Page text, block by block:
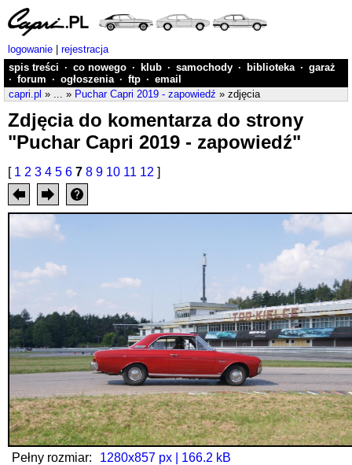
logowanie
rejestracja
spis treści · co nowego · klub · samochody · biblioteka · garaż
· forum · ogłoszenia · ftp · email
capri.pl » ... » Puchar Capri 2019 - zapowiedź » zdjęcia
Zdjęcia do komentarza do strony
"Puchar Capri 2019 - zapowiedź"
[ 1 2 3 4 5 6 7 8 9 10 11 12 ]
Pełny rozmiar: 1280x857 px | 166.2 kB